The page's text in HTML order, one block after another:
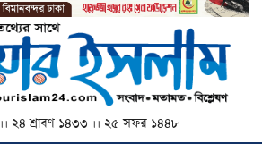
২৪ শ্রাবণ ১৪৩৩ ।। ২৫ সফর ১৪৪৮